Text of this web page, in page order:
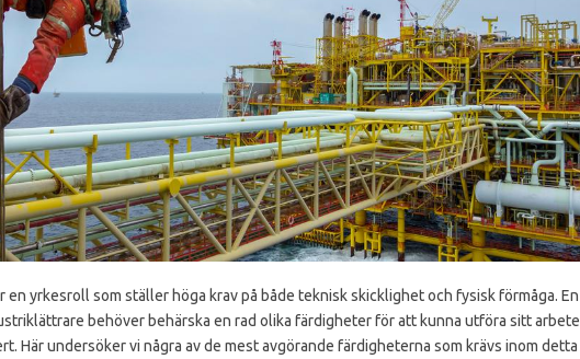
en yrkesroll som ställer höga krav på både teknisk skicklighet och fysisk förmåga. En
behöver behärska en rad olika färdigheter för att kunna utföra sitt arbete
Här undersöker vi några av de mest avgörande färdigheterna som krävs inom detta